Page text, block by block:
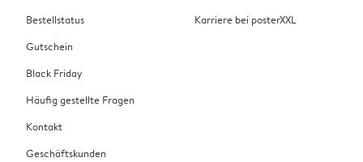
Bestellstatus
Gutschein
Black Friday
Häufig gestellte Fragen
Kontakt
Geschäftskunden
Karriere bei posterXXL